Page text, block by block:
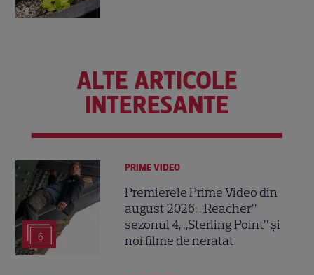
ALTE ARTICOLE
INTERESANTE
6
PRIME VIDEO
Premierele Prime Video din
august 2026: „Reacher”
sezonul 4, „Sterling Point” și
noi filme de neratat